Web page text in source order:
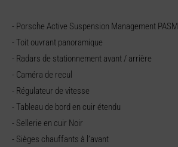
- Porsche Active Suspension Management PASM
- Toit ouvrant panoramique
- Radars de stationnement avant / arrière
- Caméra de recul
- Régulateur de vitesse
- Tableau de bord en cuir étendu
- Sellerie en cuir Noir
- Sièges chauffants à l’avant